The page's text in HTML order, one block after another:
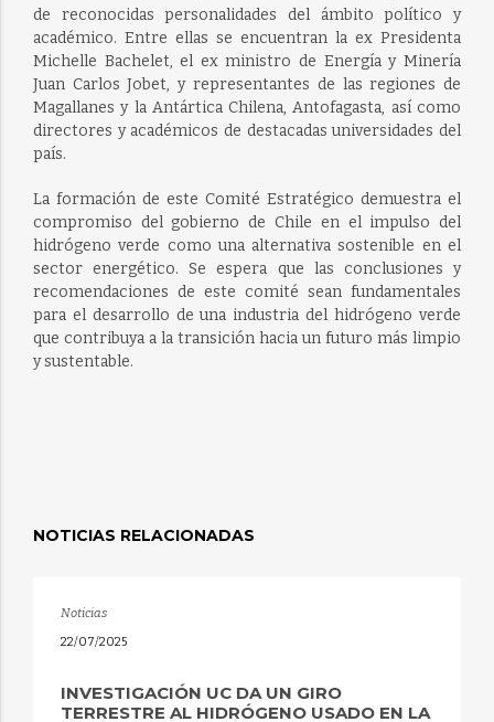
de reconocidas personalidades del ámbito político y
académico. Entre ellas se encuentran la ex Presidenta
Michelle Bachelet, el ex ministro de Energía y Minería
Juan Carlos Jobet, y representantes de las regiones de
Magallanes y la Antártica Chilena, Antofagasta, así como
directores y académicos de destacadas universidades del
país.
La formación de este Comité Estratégico demuestra el
compromiso del gobierno de Chile en el impulso del
hidrógeno verde como una alternativa sostenible en el
sector energético. Se espera que las conclusiones y
recomendaciones de este comité sean fundamentales
para el desarrollo de una industria del hidrógeno verde
que contribuya a la transición hacia un futuro más limpio
y sustentable.
NOTICIAS RELACIONADAS
Noticias
22/07/2025
INVESTIGACIÓN UC DA UN GIRO
TERRESTRE AL HIDRÓGENO USADO EN LA